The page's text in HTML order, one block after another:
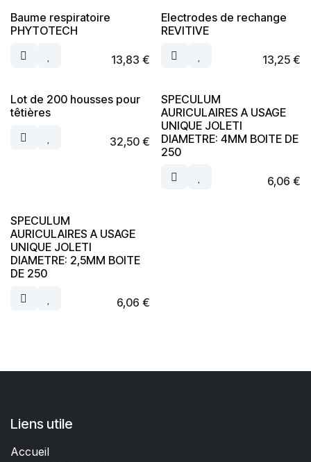
Baume respiratoire
PHYTOTECH
13,83 €
Electrodes de rechange
REVITIVE
13,25€
Lot de 200 housses pour
têtières
32,50€
SPECULUM
AURICULAIRES A USAGE
UNIQUE JOLETI
DIAMETRE: 4MM BOITE DE
250
6,06 €
SPECULUM
AURICULAIRES A USAGE
UNIQUE JOLETI
DIAMETRE: 2,5MM BOITE
DE 250
6,06 €
Liens utile
Accueil